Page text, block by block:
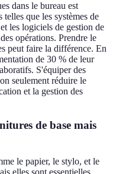
dans le bureau est
que les systèmes de
les logiciels de gestion de
opérations. Prendre le
peut faire la différence. En
de 30 % de leur
S'équiper des
seulement réduire le
et la gestion des
de base mais
le papier, le stylo, et le
elles sont essentielles.